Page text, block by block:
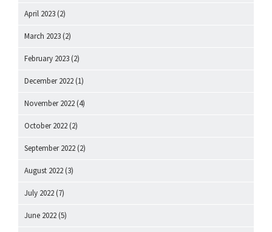
April 2023 (2)
March 2023 (2)
February 2023 (2)
December 2022 (1)
November 2022 (4)
October 2022 (2)
September 2022 (2)
August 2022 (3)
July 2022 (7)
June 2022 (5)